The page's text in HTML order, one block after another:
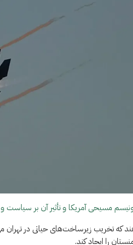
مسیحی آمریکا و تأثیر آن بر سیاست
که تخریب زیرساخت‌های حیاتی در تهران
را ایجاد کند.